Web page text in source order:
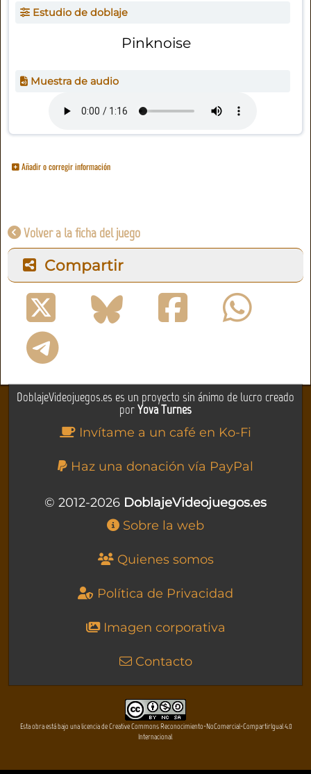
Estudio de doblaje
Pinknoise
Muestra de audio
Añadir o corregir información
Volver a la ficha del juego
Compartir
DoblajeVideojuegos.es es un proyecto sin ánimo de lucro creado
porYova Turnes
Invítame a un café en Ko-Fi
Haz una donación vía PayPal
© 2012-2026 DoblajeVideojuegos.es
Sobre la web
Quienes somos
Política de Privacidad
Imagen corporativa
Contacto
Esta obra está bajo una licencia de Creative Commons Reconocimiento-NoComercial-CompartirIgual 4.0
Internacional